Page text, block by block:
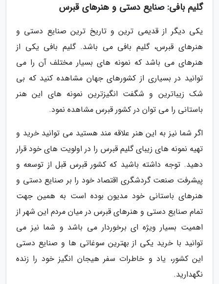
گلیم بافی: صنایع دستی و هنرهای قبرس
یکی دیگر از قدیمی ترین و تاریخ ترین صنایع دستی و
هنرهای قبرس، گلیم بافی می باشد. گلیم بافی یکی از
هنرهای می باشد که نمونه های بسیار مختلف آن را می
توانید در بسیاری از کشورهای جهان مشاهده کنید که بی
شک زیباترین و شگفت انگیزترین نمونه های این هنر
باستانی را می توان در کشور قبرس مشاهده نمود.
اگر شما نیز به این هنر علاقه مند هستید می توانید خرید و
تهیه نمونه های زیبای گلیم قبرس را در اولویت های خود قرار
دهید. توجه داشته باشید که کشور قبرس قبل از توسعه و
پیشرفت صنعت گردشگری اقتصاد خود را بر صنایع دستی و
هنرهای باستانی خود مدیون بوده است به همین جهت
تمام صنایع دستی و هنرهای قبرس در میان مردم این شهر از
اهمیت بسیار ویژه ای برخوردار می باشد و شما نیز می
توانید با خرید یکی از بهترین سوغاتی ها و صنایع دستی
این کشور، یاد و خاطرات سفر هیجان انگیز خود را زنده
نگهدارید.